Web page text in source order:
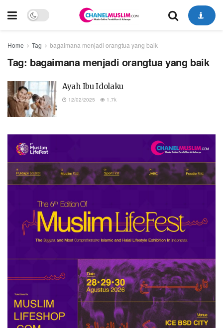
Home Tag bagaimana menjadi orangtua yang baik
Tag: bagaimana menjadi orangtua yang baik
Ayah Ibu Idolaku
12/02/2025 1.7k